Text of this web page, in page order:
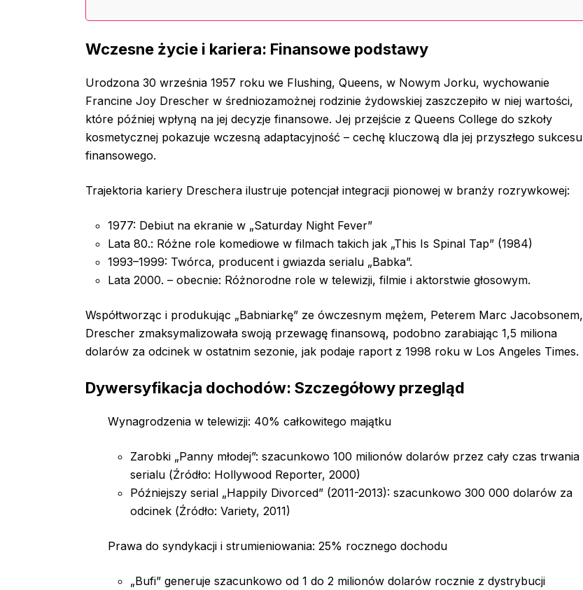
Wczesne życie i kariera: Finansowe podstawy
Urodzona 30 września 1957 roku we Flushing, Queens, w Nowym Jorku, wychowanie
Francine Joy Drescher w średniozamożnej rodzinie żydowskiej zaszczepiło w niej wartości,
które później wpłyną na jej decyzje finansowe. Jej przejście z Queens College do szkoły
kosmetycznej pokazuje wczesną adaptacyjność – cechę kluczową dla jej przyszłego sukcesu
finansowego.
Trajektoria kariery Dreschera ilustruje potencjał integracji pionowej w branży rozrywkowej:
1977: Debiut na ekranie w „Saturday Night Fever”
Lata 80.: Różne role komediowe w filmach takich jak „This Is Spinal Tap” (1984)
1993–1999: Twórca, producent i gwiazda serialu „Babka”.
Lata 2000. – obecnie: Różnorodne role w telewizji, filmie i aktorstwie głosowym.
Współtworząc i produkując „Babniarkę” ze ówczesnym mężem, Peterem Marc Jacobsonem,
Drescher zmaksymalizowała swoją przewagę finansową, podobno zarabiając 1,5 miliona
dolarów za odcinek w ostatnim sezonie, jak podaje raport z 1998 roku w Los Angeles Times.
Dywersyfikacja dochodów: Szczegółowy przegląd
Wynagrodzenia w telewizji: 40% całkowitego majątku
Zarobki „Panny młodej”: szacunkowo 100 milionów dolarów przez cały czas trwania
serialu (Źródło: Hollywood Reporter, 2000)
Późniejszy serial „Happily Divorced” (2011-2013): szacunkowo 300 000 dolarów za
odcinek (Źródło: Variety, 2011)
Prawa do syndykacji i strumieniowania: 25% rocznego dochodu
„Bufi” generuje szacunkowo od 1 do 2 milionów dolarów rocznie z dystrybucji